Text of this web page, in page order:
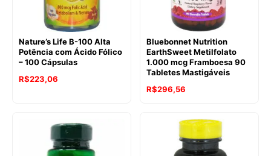
Nature’s Life B-100 Alta
Potência com Ácido Fólico
– 100 Cápsulas
R$223,06
Bluebonnet Nutrition
EarthSweet Metilfolato
1.000 mcg Framboesa 90
Tabletes Mastigáveis
R$296,56